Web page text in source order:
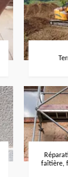
faîtière,